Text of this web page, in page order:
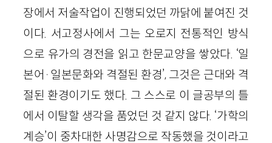
장에서 저술작업이 진행되었던 까닭에 붙여진 것
이다. 서고정사에서 그는 오로지 전통적인 방식
으로 유가의 경전을 읽고 한문교양을 쌓았다. ‘일
본어 · 일본문화와 격절된 환경’, 그것은 근대와 격
절된 환경이기도 했다. 그 스스로 이 글공부의 틀
에서 이탈할 생각을 품었던 것 같지 않다. ‘가학의
계승’이 중차대한 사명감으로 작동했을 것이라고